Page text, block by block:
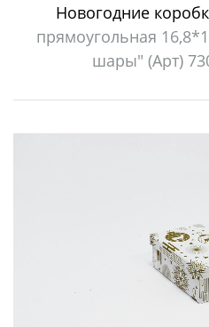
Новогодние
прямоугольная
шары" (Арт)